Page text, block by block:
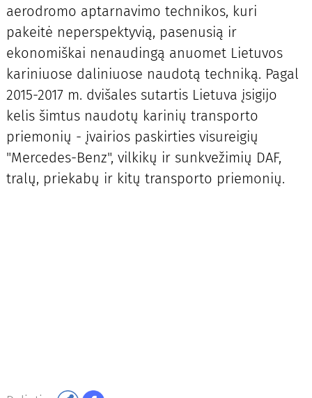
aerodromo aptarnavimo technikos, kuri
pakeitė neperspektyvią, pasenusią ir
ekonomiškai nenaudingą anuomet Lietuvos
kariniuose daliniuose naudotą techniką. Pagal
2015-2017 m. dvišales sutartis Lietuva įsigijo
kelis šimtus naudotų karinių transporto
priemonių - įvairios paskirties visureigių
"Mercedes-Benz", vilkikų ir sunkvežimių DAF,
tralų, priekabų ir kitų transporto priemonių.